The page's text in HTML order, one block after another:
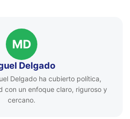
MD
Delgado
Delgado ha cubierto política,
con un enfoque claro, riguroso y
cercano.